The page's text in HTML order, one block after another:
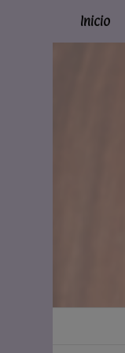
Inicio